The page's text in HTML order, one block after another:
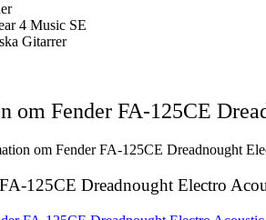
4 Music SE
Gitarrer
om Fender FA-125CE
om Fender FA-125CE Dreadnought
125CE Dreadnought Electro